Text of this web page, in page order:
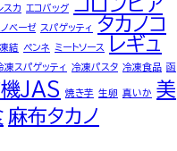
スカ エコバッグ
コロンビア
ベーゼ スパゲッティ
タカノコ
結 ペンネ ミートソース
レギュ
凍スパゲッティ 冷凍パスタ 冷凍食品 函
JAS 焼き芋 生卵 真いか 美
麻布タカノ